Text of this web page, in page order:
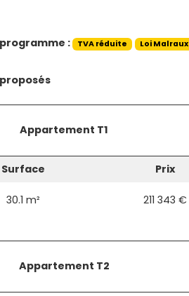
: TVA réduite Loi Malraux
Appartement T1
Surface Prix
30.1 m² 211 343 €
Appartement T2